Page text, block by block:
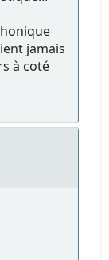
jamais
à coté